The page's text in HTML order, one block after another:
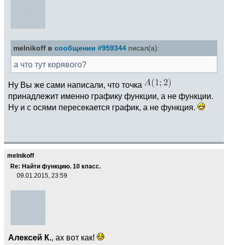
melnikoff в сообщении #959344 писал(а):
а что тут корявого?
Ну Вы же сами написали, что точка
принадлежит именно графику функции, а не функции.
Ну и с осями пересекается график, а не функция.
melnikoff
Re: Найти функцию. 10 класс.
09.01.2015, 23:59
Алексей К., ах вот как!